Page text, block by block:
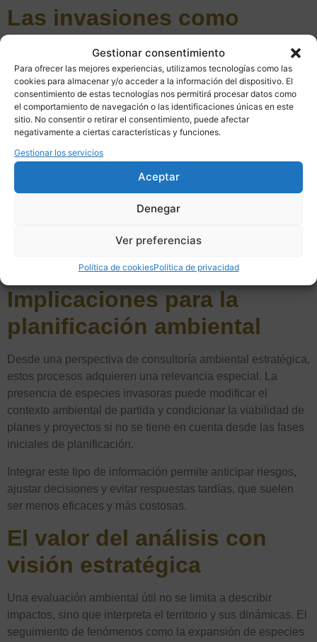
Gestionar consentimiento
Para ofrecer las mejores experiencias, utilizamos tecnologías como las
cookies para almacenar y/o acceder a la información del dispositivo. El
consentimiento de estas tecnologías nos permitirá procesar datos como
el comportamiento de navegación o las identificaciones únicas en este
sitio. No consentir o retirar el consentimiento, puede afectar
negativamente a ciertas características y funciones.
Gestionar los servicios
Aceptar
Denegar
Ver preferencias
Política de cookiesPolítica de privacidad
Las invasiones como
reflejo de cambios
territoriales
Las especies invasoras tienden a prosperar en territorios
fragmentados, alterados o sometidos a una elevada presión
humana. Infraestructuras, cambios en los usos del suelo,
transporte de mercancías y el propio cambio climático
generan escenarios cada vez más favorables para su
llegada y expansión.
En este contexto, la aparición deVespa orientalis
entenderse como una señal de alerta que va más allá de la
especie concreta y apunta a transformaciones más
profundas en el funcionamiento del territorio.
Implicaciones para la
planificación ambiental
Desde una perspectiva de consultoría ambiental estratégica,
estos procesos adquieren una relevancia especial. La
presencia de especies invasoras puede modificar el
contexto ambiental de partida y condicionar la viabilidad de
planes y proyectos si no se tiene en cuenta desde las fases
iniciales de planificación.
Integrar este tipo de información permite anticipar riesgos,
ajustar decisiones y evitar respuestas tardías, que suelen
ser menos eficaces y más costosas.
El valor del análisis con
visión estratégica
Una evaluación ambiental útil no se limita a describir
impactos, sino que interpreta el territorio y sus dinámicas. El
seguimiento de fenómenos como la expansión de especies